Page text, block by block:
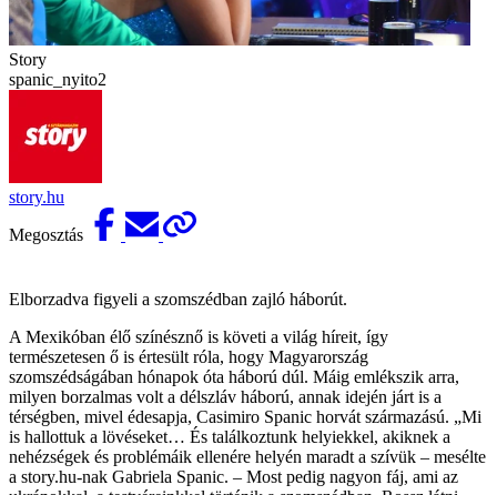
Story
spanic_nyito2
story.hu
Megosztás
Elborzadva figyeli a szomszédban zajló háborút.
A Mexikóban élő színésznő is követi a világ híreit, így
természetesen ő is értesült róla, hogy Magyarország
szomszédságában hónapok óta háború dúl. Máig emlékszik arra,
milyen borzalmas volt a délszláv háború, annak idején járt is a
térségben, mivel édesapja, Casimiro Spanic horvát származású. „Mi
is hallottuk a lövéseket… És találkoztunk helyiekkel, akiknek a
nehézségek és problémáik ellenére helyén maradt a szívük – mesélte
a story.hu-nak Gabriela Spanic. – Most pedig nagyon fáj, ami az